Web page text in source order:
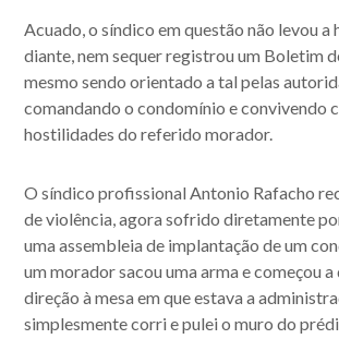
Acuado, o síndicoem questão não levou a
diante, nem sequer registrou um Boletim
mesmo sendo orientado a tal pelas
comandando o condomínio e convivendo
hostilidades do referido morador.
O síndico profissional Antonio Rafacho
de violência, agora sofrido diretamente
uma assembleia de implantação de um
um morador sacou uma arma e começou
direção à mesa em que estava a
simplesmente corri e pulei o muro do